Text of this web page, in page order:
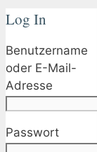
Log In
Benutzername
oder E-Mail-
Adresse
Passwort